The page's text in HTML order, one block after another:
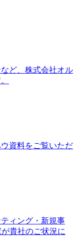
ど、株式会社オル
資料をご覧いただ
ィング・新規事
貴社のご状況に